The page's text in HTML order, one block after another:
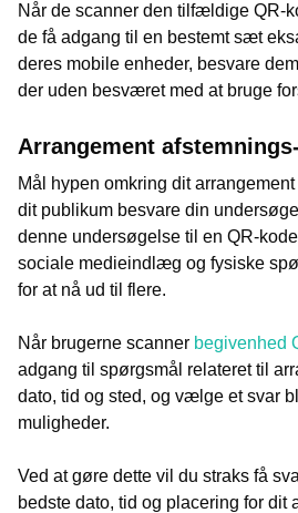
Når de scanner den tilfældige QR-
de få adgang til en bestemt sæt
deres mobile enheder, besvare
der uden besværet med at bruge
Arrangement
Mål hypen omkring dit
dit publikum besvare din
denne undersøgelse til en QR-
sociale medieindlæg og fysiske
for at nå ud til flere.
Når brugerne scanner begivenhed
adgang til spørgsmål relateret til
dato, tid og sted, og vælge et svar
muligheder.
Ved at gøre dette vil du straks få
bedste dato, tid og placering for dit